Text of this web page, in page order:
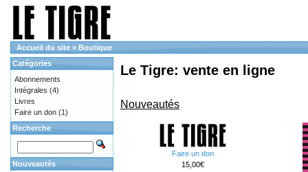
Accueil du site » Boutique
Le Tigre: vente en ligne
Nouveautés
Faire un don
15,00€
Catégories
Abonnements
Intégrales (4)
Livres
Faire un don (1)
Recherche
Nouveautés